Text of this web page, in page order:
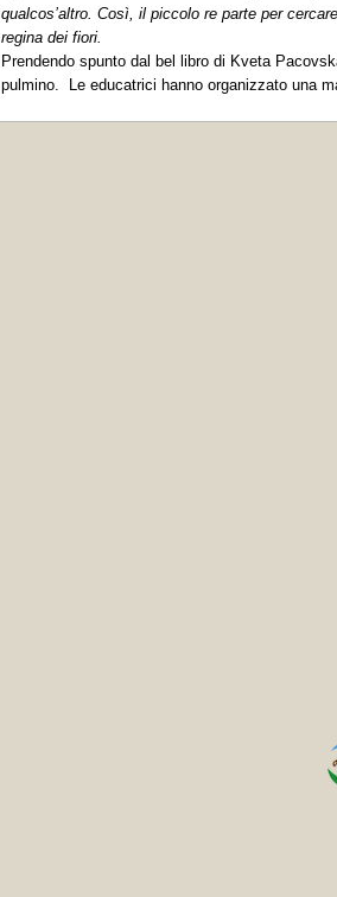
qualcos’altro. Così, il piccolo re parte per
regina dei fiori.
Prendendo spunto dal bel libro di Kveta
pulmino. Le educatrici hanno organizzato una